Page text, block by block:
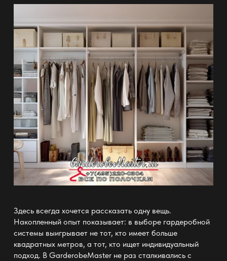
Здесь всегда хочется рассказать одну вещь.
Накопленный опыт показывает: в выборе гардеробной
системы выигрывает не тот, кто имеет больше
квадратных метров, а тот, кто ищет индивидуальный
подход. В GarderobeMaster не раз сталкивались с